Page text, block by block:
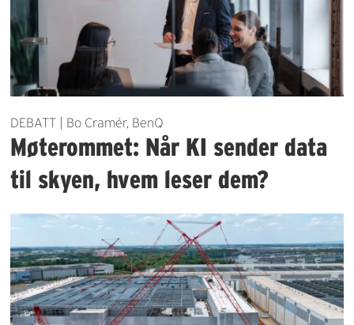
DEBATT | Bo Cramér, BenQ
Møterommet: Når KI sender data
til skyen, hvem leser dem?